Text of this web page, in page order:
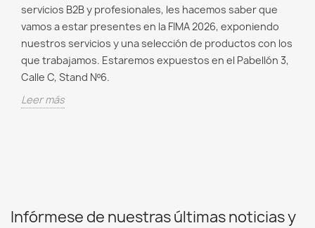
servicios B2B y profesionales, les hacemos saber que
vamos a estar presentes en la FIMA 2026, exponiendo
nuestros servicios y una selección de productos con los
que trabajamos. Estaremos expuestos en el Pabellón 3,
Calle C, Stand Nº6.
Leer más
Infórmese de nuestras últimas noticias y